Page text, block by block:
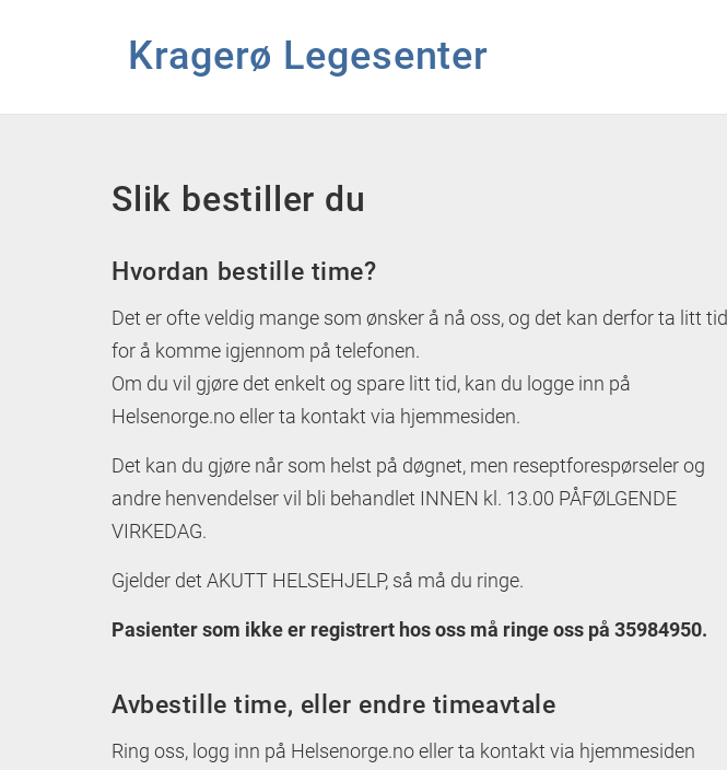
Kragerø Legesenter
Slik bestiller du
Hvordan bestille time?
Det er ofte veldig mange som ønsker å nå oss, og det kan derfor ta litt tid
for å komme igjennom på telefonen.
Om du vil gjøre det enkelt og spare litt tid, kan du logge inn på
Helsenorge.no eller ta kontakt via hjemmesiden.
Det kan du gjøre når som helst på døgnet, men reseptforespørseler og
andre henvendelser vil bli behandlet INNEN kl. 13.00 PÅFØLGENDE
VIRKEDAG.
Gjelder det AKUTT HELSEHJELP, så må du ringe.
Pasienter som ikke er registrert hos oss må ringe oss på 35984950.
Avbestille time, eller endre timeavtale
Ring oss, logg inn på Helsenorge.no eller ta kontakt via hjemmesiden